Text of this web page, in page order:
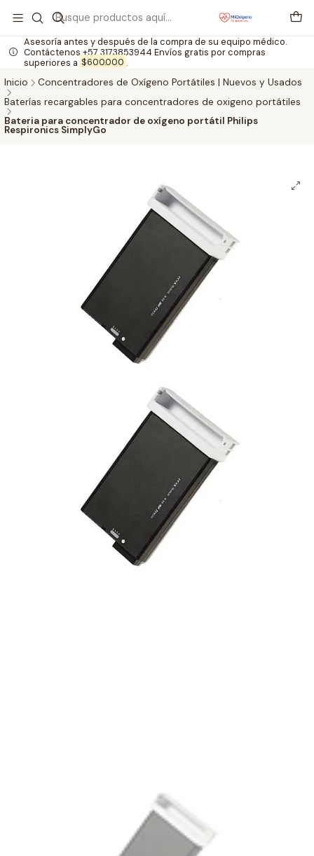
Asesoría antes y después de la compra de su equipo médico.
Contáctenos +57 3173853944 Envíos gratis por compras
superiores a $600.000 .
Inicio
Concentradores de Oxígeno Portátiles | Nuevos y Usados
Baterías recargables para concentradores de oxigeno portátiles
Bateria para concentrador de oxígeno portátil Philips
Respironics SimplyGo